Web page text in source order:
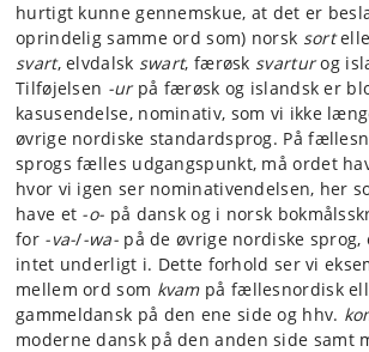
hurtigt kunne gennemskue, at det er
oprindelig samme ord som) norsk sort
svart, elvdalsk swart, færøsk svarturog
Tilføjelsen -urpå færøsk og islandsk er
kasusendelse, nominativ, som vi ikke
øvrige nordiske standardsprog. På
sprogs fælles udgangspunkt, må ordet
hvor vi igen ser nominativendelsen, her
have et -o- på dansk og i norsk
for -va-/-wa-på de øvrige nordiske sprog,
intet underligt i. Dette forhold ser vi
mellem ord som kvampå fællesnordisk
gammeldansk på den ene side og hhv.
moderne dansk på den anden side samt